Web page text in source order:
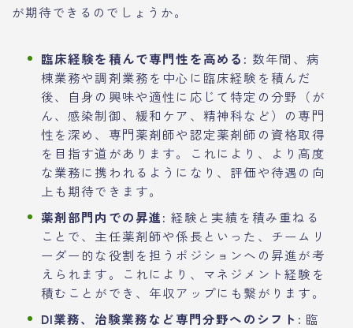
が期待できるのでしょうか。
臨床経験を積んで専門性を高める: 数年間、病
棟業務や調剤業務を中心に臨床経験を積んだ
後、自身の興味や適性に応じて特定の分野（が
ん、感染制御、緩和ケア、精神科など）の専門
性を深め、専門薬剤師や認定薬剤師の資格取得
を目指す道があります。これにより、より高度
な業務に携われるようになり、評価や待遇の向
上も期待できます。
薬剤部門内での昇進: 経験と実績を積み重ねる
ことで、主任薬剤師や係長といった、チームリ
ーダー的な役割を担うポジションへの昇進が考
えられます。これにより、マネジメント経験を
積むことができ、年収アップにも繋がります。
DI業務、治験業務など専門分野へのシフト: 臨